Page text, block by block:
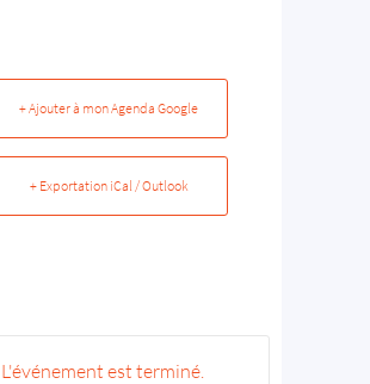
+ Ajouter à mon Agenda Google
+ Exportation iCal / Outlook
L'événement est terminé.